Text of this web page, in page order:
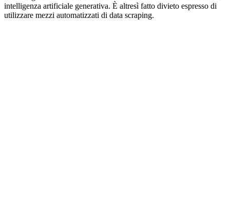
intelligenza artificiale generativa. È altresì fatto divieto espresso di
utilizzare mezzi automatizzati di data scraping.